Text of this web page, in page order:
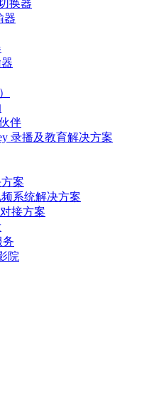
换器
器
伴
录播及教育解决方案
案
系统解决方案
接方案
务
院